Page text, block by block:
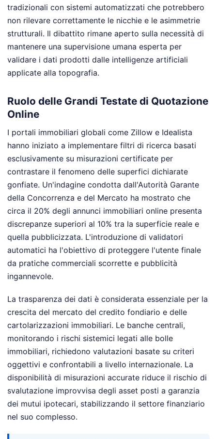
tradizionali con sistemi automatizzati che potrebbero
non rilevare correttamente le nicchie e le asimmetrie
strutturali. Il dibattito rimane aperto sulla necessità di
mantenere una supervisione umana esperta per
validare i dati prodotti dalle intelligenze artificiali
applicate alla topografia.
Ruolo delle Grandi Testate di Quotazione
Online
I portali immobiliari globali come Zillow e Idealista
hanno iniziato a implementare filtri di ricerca basati
esclusivamente su misurazioni certificate per
contrastare il fenomeno delle superfici dichiarate
gonfiate. Un'indagine condotta dall'Autorità Garante
della Concorrenza e del Mercato ha mostrato che
circa il 20% degli annunci immobiliari online presenta
discrepanze superiori al 10% tra la superficie reale e
quella pubblicizzata. L'introduzione di validatori
automatici ha l'obiettivo di proteggere l'utente finale
da pratiche commerciali scorrette e pubblicità
ingannevole.
La trasparenza dei dati è considerata essenziale per la
crescita del mercato del credito fondiario e delle
cartolarizzazioni immobiliari. Le banche centrali,
monitorando i rischi sistemici legati alle bolle
immobiliari, richiedono valutazioni basate su criteri
oggettivi e confrontabili a livello internazionale. La
disponibilità di misurazioni accurate riduce il rischio di
svalutazione improvvisa degli asset posti a garanzia
dei mutui ipotecari, stabilizzando il settore finanziario
nel suo complesso.